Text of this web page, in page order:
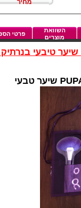
מחיר
השוואת
מוצרים
פרטי
שיער טיבעי